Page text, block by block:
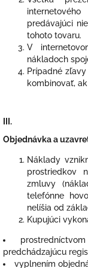
predávajúci
tohoto tovaru.
V
nákladoch
Prípadné
kombinovať,
III.
Objednávka a
Náklady
prostriedkov
zmluvy
telefónne
nelíšia od
Kupujúci
predchádzajúcu
vyplnením